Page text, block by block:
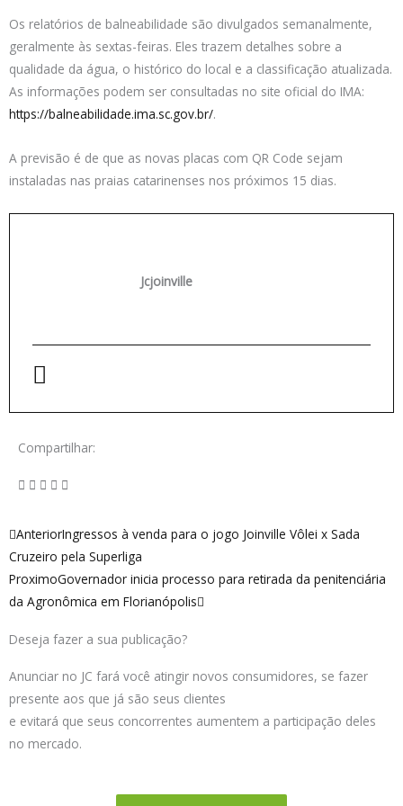
Os relatórios de balneabilidade são divulgados semanalmente,
geralmente às sextas-feiras. Eles trazem detalhes sobre a
qualidade da água, o histórico do local e a classificação atualizada.
As informações podem ser consultadas no site oficial do IMA:
https://balneabilidade.ima.sc.gov.br/.
A previsão é de que as novas placas com QR Code sejam
instaladas nas praias catarinenses nos próximos 15 dias.
Jcjoinville
Compartilhar:
Anterior
AnteriorIngressos à venda para o jogo Joinville Vôlei x Sada
Cruzeiro pela Superliga
ProximoGovernador inicia processo para retirada da penitenciária
da Agronômica em Florianópolis
Próximo
Deseja fazer a sua publicação?
Anunciar no JC fará você atingir novos consumidores, se fazer
presente aos que já são seus clientes
e evitará que seus concorrentes aumentem a participação deles
no mercado.